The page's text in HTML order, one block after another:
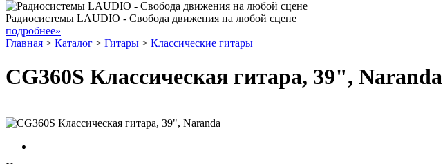
Радиосистемы LAUDIO - Свобода движения на любой сцене
подробнее»
Главная > Каталог > Гитары > Классические гитары
CG360S Классическая гитара, 39", Naranda